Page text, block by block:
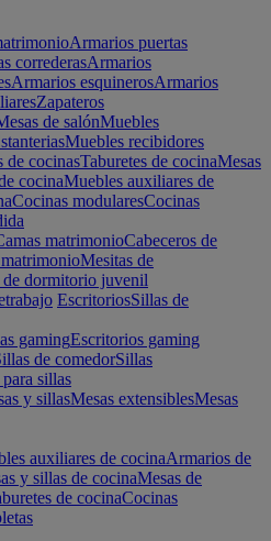
Armarios puertas
correderasArmarios
Armarios esquinerosArmarios
Zapateros
de salónMuebles
Muebles recibidores
de cocinasTaburetes de cocinaMesas
cocinaMuebles auxiliares de
Cocinas modularesCocinas
matrimonioCabeceros de
Mesitas de
de dormitorio juvenil
EscritoriosSillas de
gamingEscritorios gaming
de comedorSillas
sillas
y sillasMesas extensiblesMesas
auxiliares de cocinaArmarios de
y sillas de cocinaMesas de
de cocinaCocinas